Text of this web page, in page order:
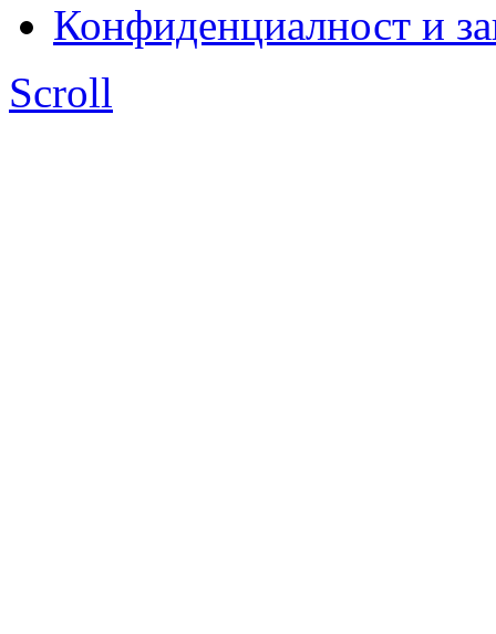
Конфиденциалност и
Scroll